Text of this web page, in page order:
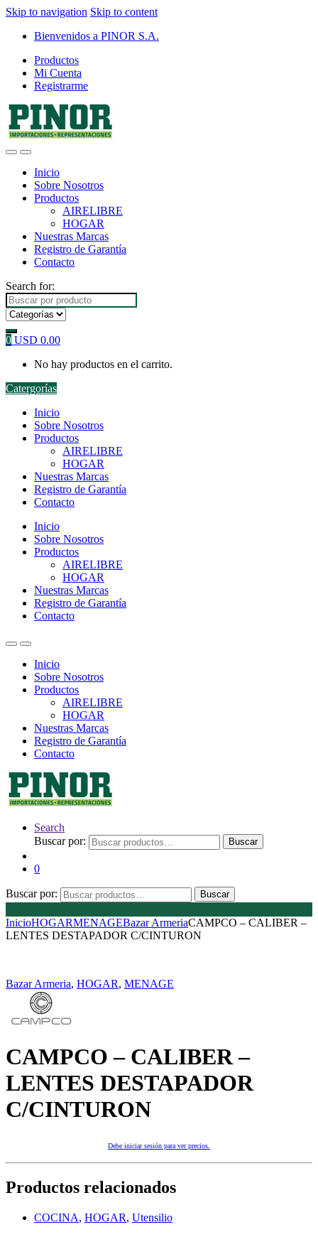
Skip to navigation Skip to content
Bienvenidos a PINOR S.A.
Productos
Mi Cuenta
Registrarme
Inicio
Sobre Nosotros
Productos
AIRELIBRE
HOGAR
Nuestras Marcas
Registro de Garantía
Contacto
Search for:
0 USD 0.00
No hay productos en el carrito.
Catergorías
Inicio
Sobre Nosotros
Productos
AIRELIBRE
HOGAR
Nuestras Marcas
Registro de Garantía
Contacto
Inicio
Sobre Nosotros
Productos
AIRELIBRE
HOGAR
Nuestras Marcas
Registro de Garantía
Contacto
Inicio
Sobre Nosotros
Productos
AIRELIBRE
HOGAR
Nuestras Marcas
Registro de Garantía
Contacto
Search
Buscar por:
Buscar
0
Buscar por: Buscar
InicioHOGARMENAGEBazar ArmeriaCAMPCO – CALIBER –
LENTES DESTAPADOR C/CINTURON
Bazar Armeria, HOGAR, MENAGE
CAMPCO – CALIBER –
LENTES DESTAPADOR
C/CINTURON
Debe iniciar sesión para ver precios.
Productos relacionados
COCINA, HOGAR, Utensilio